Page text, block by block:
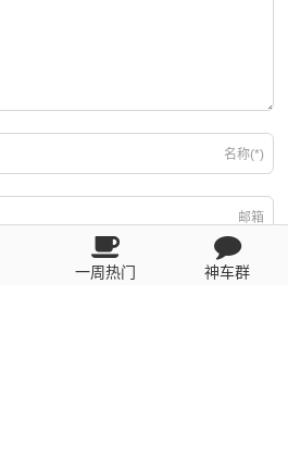
名称(*)
邮箱
一周热门 神车群